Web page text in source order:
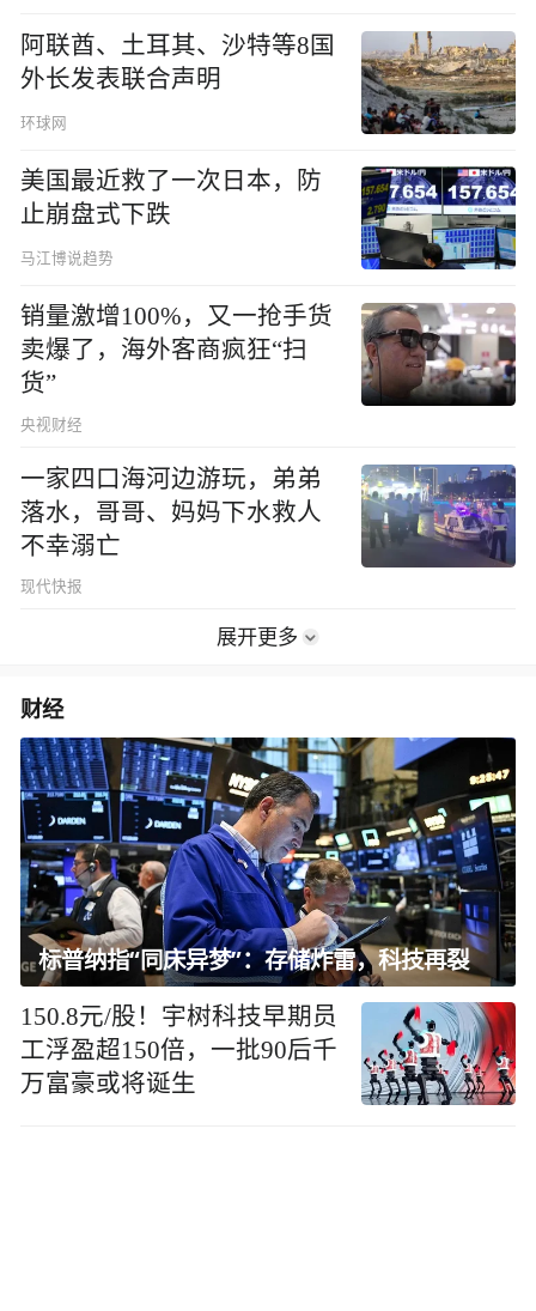
阿联酋、土耳其、沙特等8国
外长发表联合声明
环球网
美国最近救了一次日本，防
止崩盘式下跌
马江博说趋势
销量激增100%，又一抢手货
卖爆了，海外客商疯狂“扫
货”
央视财经
一家四口海河边游玩，弟弟
落水，哥哥、妈妈下水救人
不幸溺亡
现代快报
展开更多
财经
标普纳指“同床异梦”：存储炸雷，科技再裂
150.8元/股！宇树科技早期员
工浮盈超150倍，一批90后千
万富豪或将诞生